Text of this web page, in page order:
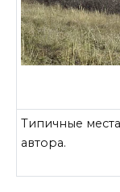
Типичные
автора.